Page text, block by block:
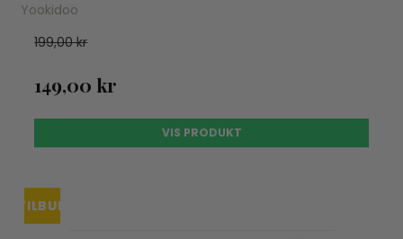
Yookidoo
199,00 kr
149,00 kr
VIS PRODUKT
TILBUDUDSOLGT